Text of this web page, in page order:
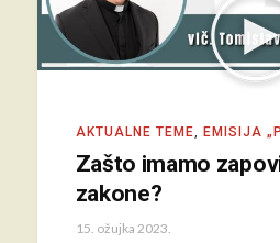
AKTUALNE TEME, EMISIJA
Zašto imamo
zakone?
15. ožujka 2023.